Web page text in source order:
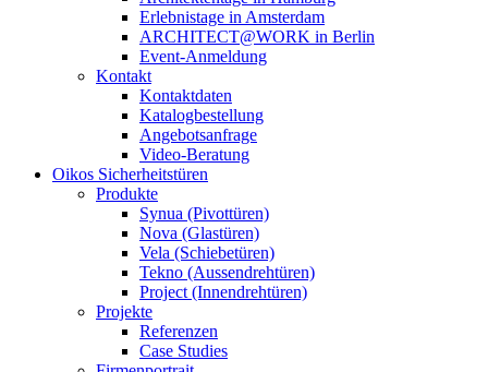
Erlebnistage in Amsterdam
ARCHITECT@WORK in Berlin
Event-Anmeldung
Kontakt
Kontaktdaten
Katalogbestellung
Angebotsanfrage
Video-Beratung
Oikos Sicherheitstüren
Produkte
Synua (Pivottüren)
Nova (Glastüren)
Vela (Schiebetüren)
Tekno (Aussendrehtüren)
Project (Innendrehtüren)
Projekte
Referenzen
Case Studies